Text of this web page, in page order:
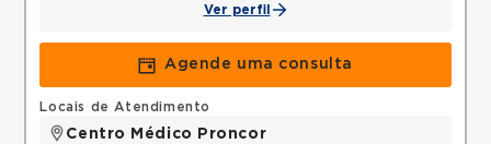
Ver perfil
Agende uma consulta
Locais de Atendimento
Centro Médico Proncor